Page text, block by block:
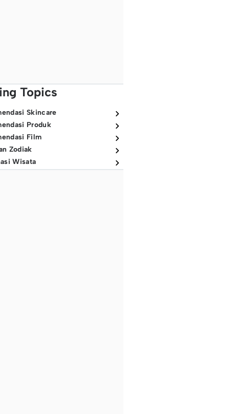
Topics
Skincare
Produk
Film
Zodiak
Wisata